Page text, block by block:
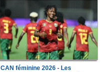
CAN féminine 2026 - Les